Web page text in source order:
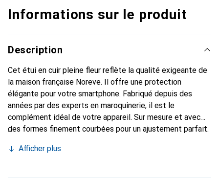
Informations sur le produit
Description
Cet étui en cuir pleine fleur reflète la qualité exigeante de
la maison française Noreve. Il offre une protection
élégante pour votre smartphone. Fabriqué depuis des
années par des experts en maroquinerie, il est le
complément idéal de votre appareil. Sur mesure et avec
des formes finement courbées pour un ajustement parfait.
smartphone. La marque Noreve est reconnue
constitue toujours un bon choix pour le client exigeant.
Afficher plus